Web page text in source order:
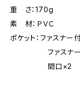
重 さ：170g
素 材：ＰＶＣ
ポケット：ファスナー
ファスナー
間口×2